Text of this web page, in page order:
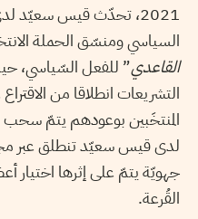
2021، تحدّث قيس سعيّد لدى استقباله
السياسي ومنسّق الحملة
القاعدي” للفعل السّياسي،
التشريعات انطلاقا من
المنتخَبين بوعودهم يتمّ
لدى قيس سعيّد تنطلق عبر
جهويّة يتمّ على إثرها
القُرعة.